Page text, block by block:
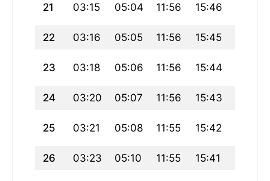
21 03:15 05:04 11:56 15:46
22 03:16 05:05 11:56 15:45
23 03:18 05:06 11:56 15:44
24 03:20 05:07 11:56 15:43
25 03:21 05:08 11:55 15:42
26 03:23 05:10 11:55 15:41